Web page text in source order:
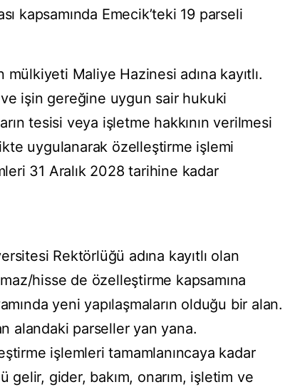
kapsamında Emecik’teki 19 parseli
mülkiyeti Maliye Hazinesi adına kayıtlı.
ve işin gereğine uygun sair hukuki
tesisi veya işletme hakkının verilmesi
uygulanarak özelleştirme işlemi
31 Aralık 2028 tarihine kadar
Rektörlüğü adına kayıtlı olan
hisse de özelleştirme kapsamına
yeni yapılaşmaların olduğu bir alan.
alandaki parseller yan yana.
işlemleri tamamlanıncaya kadar
gelir, gider, bakım, onarım, işletim ve